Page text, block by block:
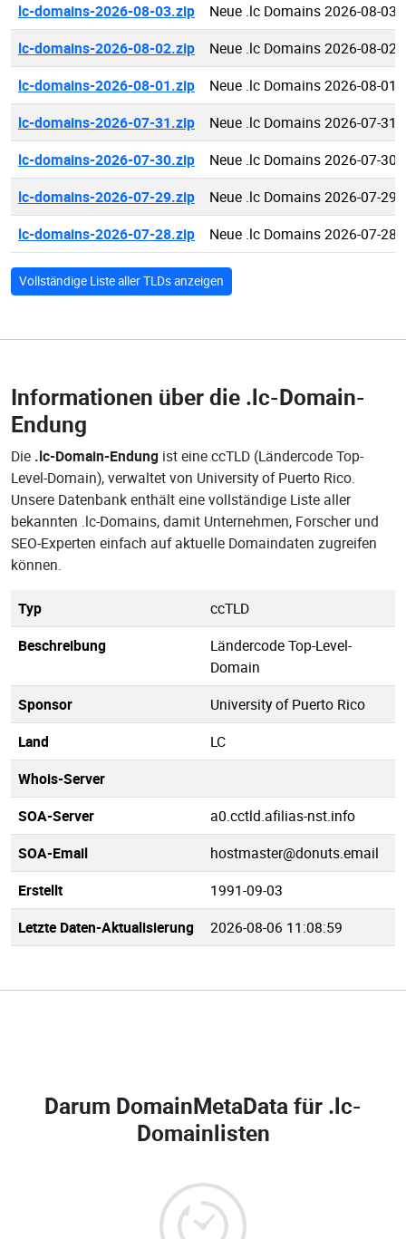
lc-domains-2026-08-03.zip
Neue .lc Domains 2026-08-03
lc-domains-2026-08-02.zip
Neue .lc Domains 2026-08-02
lc-domains-2026-08-01.zip
Neue .lc Domains 2026-08-01
lc-domains-2026-07-31.zip
Neue .lc Domains 2026-07-31
lc-domains-2026-07-30.zip
Neue .lc Domains 2026-07-30
lc-domains-2026-07-29.zip
Neue .lc Domains 2026-07-29
lc-domains-2026-07-28.zip
Neue .lc Domains 2026-07-28
Vollständige Liste aller TLDs anzeigen
Informationen über die .lc-Domain-
Endung
Die .lc-Domain-Endung ist eine ccTLD (Ländercode Top-
Level-Domain), verwaltet von University of Puerto Rico.
Unsere Datenbank enthält eine vollständige Liste aller
bekannten .lc-Domains, damit Unternehmen, Forscher und
SEO-Experten einfach auf aktuelle Domaindaten zugreifen
können.
Typ
ccTLD
Beschreibung
Ländercode Top-Level-
Domain
Sponsor
University of Puerto Rico
Land
LC
Whois-Server
SOA-Server
a0.cctld.afilias-nst.info
SOA-Email
hostmaster@donuts.email
Erstellt
1991-09-03
Letzte Daten-Aktualisierung
2026-08-06 11:08:59
Darum DomainMetaData für .lc-
Domainlisten